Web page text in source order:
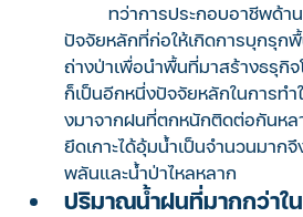
ปัจจัยหลักที่ก่อให้เกิดการบุกรุก
ถ่างป่าเพื่อนำพื้นที่มาสร้างธรุกิ
ก็เป็นอีกหนึ่งปัจจัยหลักในการทำ
งมาจากฝนที่ตกหนักติดต่อกันหล
ยึดเกาะได้อุ้มน้ำเป็นจำนวนมาก
พลันและน้ำป่าไหลหลาก
ปริมาณน้ำฝนที่มากกว่าใ